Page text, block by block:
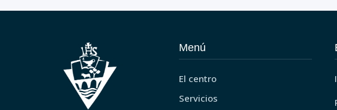
Menú
El centro
Servicios